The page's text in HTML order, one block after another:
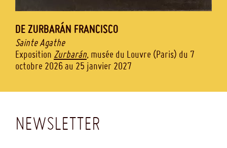
DE ZURBARÁN FRANCISCO
Sainte Agathe
Exposition Zurbarán, musée du Louvre (Paris) du 7
octobre 2026 au 25 janvier 2027
NEWSLETTER